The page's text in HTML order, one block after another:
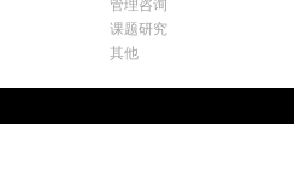
课题研究
其他